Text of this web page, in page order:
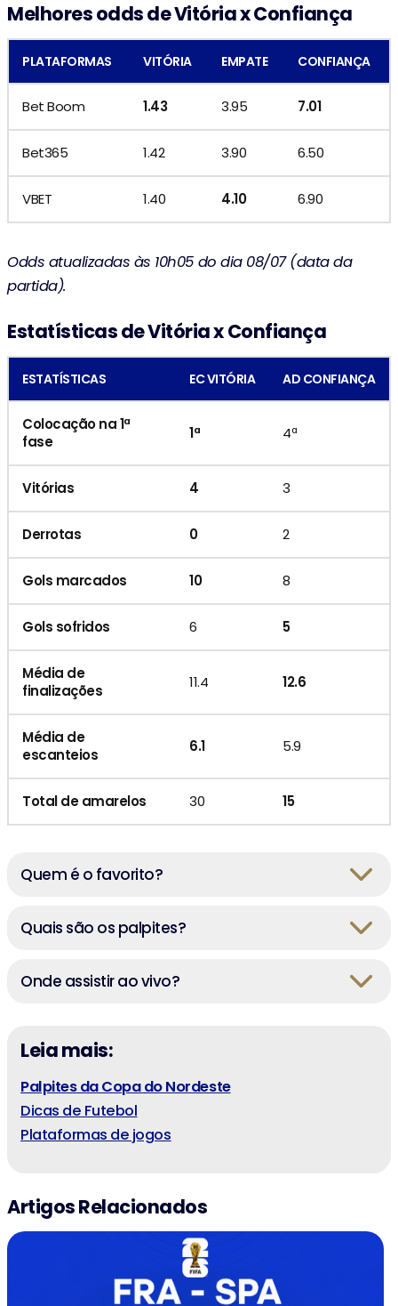
Melhores odds de Vitória x Confiança
PLATAFORMAS VITÓRIA EMPATE CONFIANÇA
Bet Boom 1.43 3.95 7.01
Bet365 1.42 3.90 6.50
VBET 1.40 4.10 6.90
Odds atualizadas às 10h05 do dia 08/07 (data da
partida).
Estatísticas de Vitória x Confiança
ESTATÍSTICAS EC VITÓRIA AD CONFIANÇA
Colocação na 1ª
fase
1ª 4ª
Vitórias 4 3
Derrotas 0 2
Gols marcados 10 8
Gols sofridos 6 5
Média de
finalizações
11.4 12.6
Média de
escanteios
6.1 5.9
Total de amarelos 30 15
Quem é o favorito?
Quais são os palpites?
Onde assistir ao vivo?
Leia mais:
Palpites da Copa do Nordeste
Dicas de Futebol
Plataformas de jogos
Artigos Relacionados